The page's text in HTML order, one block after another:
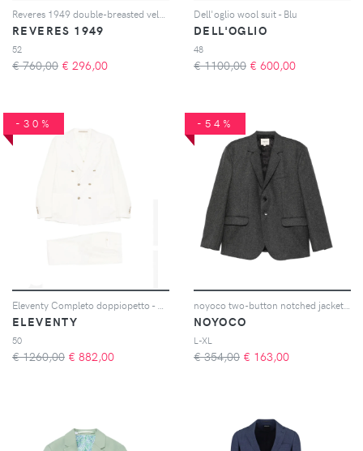
REVERES 1949
52
€ 760,00 € 296,00
Dell'oglio wool suit - Blu
DELL'OGLIO
48
€ 1100,00 € 600,00
-30%
ELEVENTY
50
€ 1260,00 € 882,00
-54%
NOYOCO
L-XL
€ 354,00 € 163,00